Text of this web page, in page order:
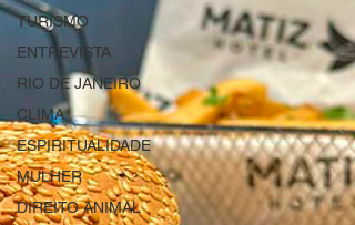
TURISMO
ENTREVISTA
RIO DE JANEIRO
CLIMA
ESPIRITUALIDADE
MULHER
DIREITO ANIMAL